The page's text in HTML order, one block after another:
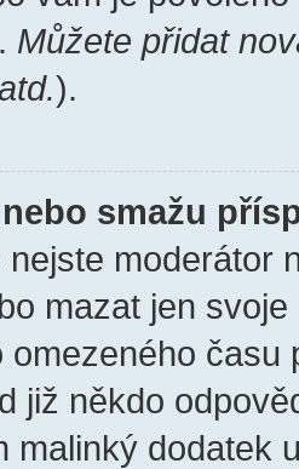
Můžete přidat
).
smažu
moderátor
mazat jen
omezeného
již někdo
malinký dodatek